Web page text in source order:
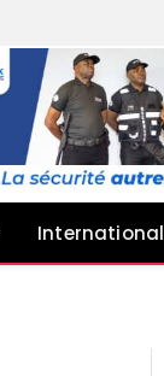
International